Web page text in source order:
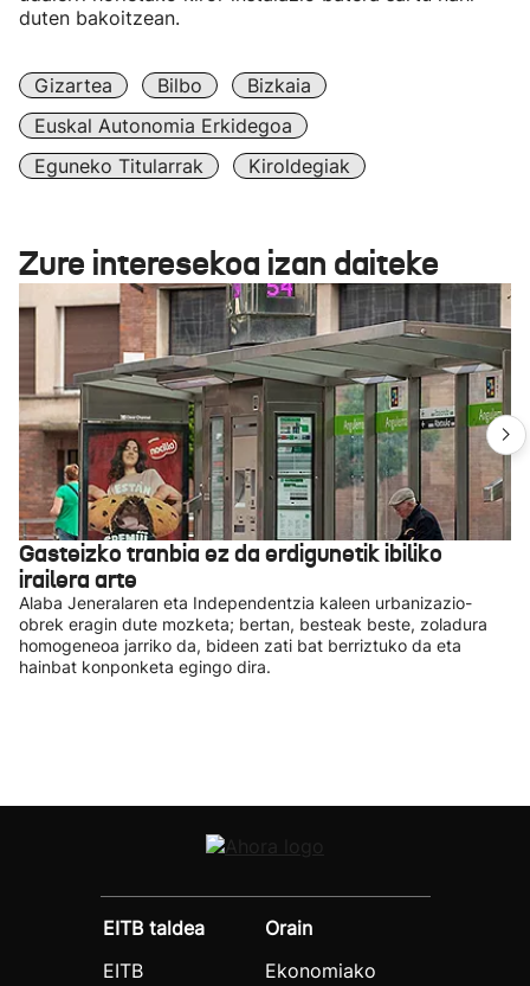
duten bakoitzean.
Gizartea Bilbo
Bizkaia
Euskal Autonomia Erkidegoa
Eguneko Titularrak
Kiroldegiak
Zure interesekoa izan daiteke
Gasteizko tranbia ez da erdigunetik ibiliko
irailera arte
Alaba Jeneralaren eta Independentzia kaleen urbanizazio-
obrek eragin dute mozketa; bertan, besteak beste, zoladura
homogeneoa jarriko da, bideen zati bat berriztuko da eta
hainbat konponketa egingo dira.
EITB taldea
EITB
Orain
Ekonomiako